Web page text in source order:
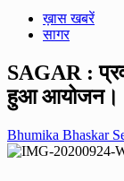
ख़ास खबरें
सागर
SAGAR :
हुआ आयोजन।
Bhumika Bhaskar